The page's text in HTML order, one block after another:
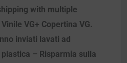
with multiple
VG+ Copertina VG.
inviati lavati ad
– Risparmia sulla